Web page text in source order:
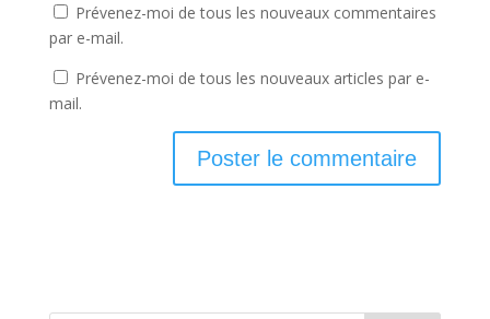
Prévenez-moi de tous les nouveaux commentaires
par e-mail.
Prévenez-moi de tous les nouveaux articles par e-
mail.